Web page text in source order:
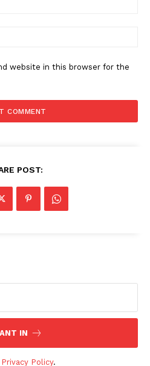
website in this browser for the
POST:
IN
Privacy Policy.